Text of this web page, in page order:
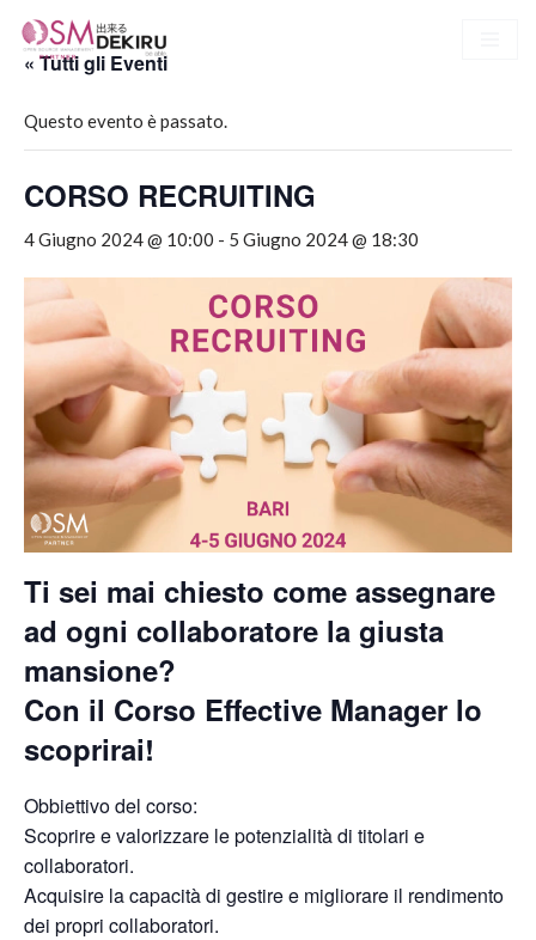
Vai
contenuto
« Tutti gli Eventi
Questo evento è passato.
CORSO RECRUITING
4 Giugno 2024 @ 10:00 - 5 Giugno 2024 @ 18:30
Ti sei mai chiesto come assegnare
ad ogni collaboratore la giusta
mansione?
Con il Corso Effective Manager lo
scoprirai!
Obbiettivo del corso:
Scoprire e valorizzare le potenzialità di titolari e
collaboratori.
Acquisire la capacità di gestire e migliorare il rendimento
dei propri collaboratori.